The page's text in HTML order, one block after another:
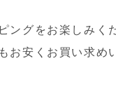
ングをお楽しみく
お安くお買い求め